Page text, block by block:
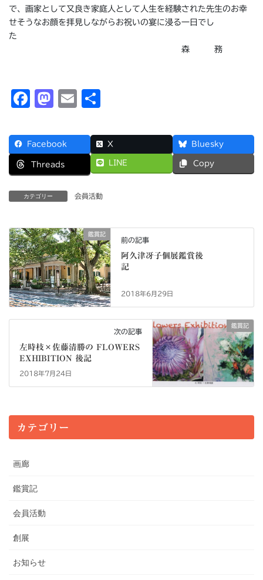
で、画家として又良き家庭人として人生を経験された先生のお幸
せそうなお顔を拝見しながらお祝いの宴に浸る一日でし
た
森 務
F
c
e
b
o
k
M
s
t
o
d
n
E
ai
l
Facebook X Bluesky
Threads LINE Copy
カテゴリー 会員活動
鑑賞記
前の記事
阿久津冴子個展鑑賞後
記
2018年6月29日
鑑賞記
次の記事
左時枝×佐藤清勝の FLOWERS
EXHIBITION 後記
2018年7月24日
カテゴリー
画廊
鑑賞記
会員活動
創展
お知らせ